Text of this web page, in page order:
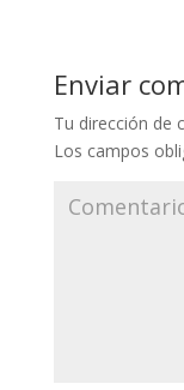
Enviar
Tu dirección de
Los campos